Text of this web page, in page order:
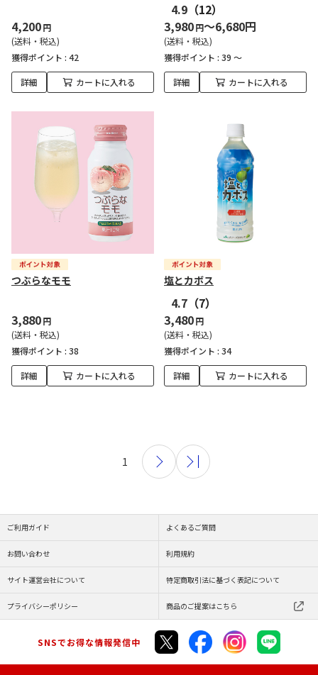
4,200円
(送料・税込)
獲得ポイント : 42
詳細 カートに入れる
4.9 （12）
3,980円～6,680円
(送料・税込)
獲得ポイント : 39 ～
詳細 カートに入れる
つぶらなモモ
3,880円
(送料・税込)
獲得ポイント : 38
詳細 カートに入れる
塩とカボス
4.7 （7）
3,480円
(送料・税込)
獲得ポイント : 34
詳細 カートに入れる
1
ご利用ガイド よくあるご質問
お問い合わせ 利用規約
サイト運営会社について 特定商取引法に基づく表記について
プライバシーポリシー 商品のご提案はこちら
SNSでお得な情報発信中